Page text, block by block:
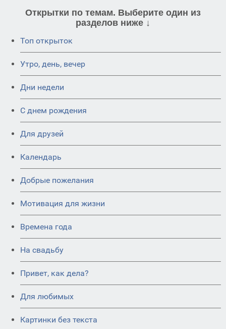
Открытки по темам. Выберите один из
разделов ниже ↓
Топ открыток
Утро, день, вечер
Дни недели
C днем рождения
Для друзей
Календарь
Добрые пожелания
Мотивация для жизни
Времена года
На свадьбу
Привет, как дела?
Для любимых
Картинки без текста